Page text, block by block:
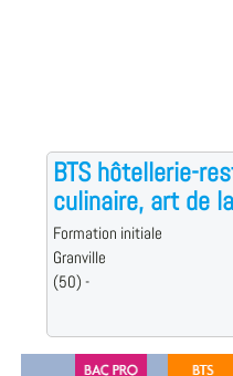
BTS hôtellerie-
culinaire, art de
Formation initiale
Granville
(50) -